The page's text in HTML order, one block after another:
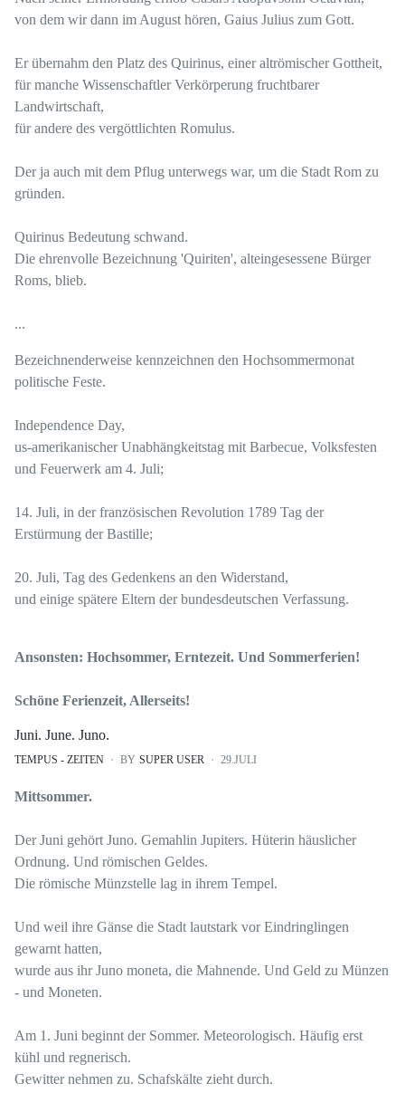
von dem wir dann im August hören, Gaius Julius zum Gott.
Er übernahm den Platz des Quirinus, einer altrömischer Gottheit,
für manche Wissenschaftler Verkörperung fruchtbarer
Landwirtschaft,
für andere des vergöttlichten Romulus.
Der ja auch mit dem Pflug unterwegs war, um die Stadt Rom zu
gründen.
Quirinus Bedeutung schwand.
Die ehrenvolle Bezeichnung 'Quiriten', alteingesessene Bürger
Roms, blieb.
...
Bezeichnenderweise kennzeichnen den Hochsommermonat
politische Feste.
Independence Day,
us-amerikanischer Unabhängkeitstag mit Barbecue, Volksfesten
und Feuerwerk am 4. Juli;
14. Juli, in der französischen Revolution 1789 Tag der
Erstürmung der Bastille;
20. Juli, Tag des Gedenkens an den Widerstand,
und einige spätere Eltern der bundesdeutschen Verfassung.
Ansonsten: Hochsommer, Erntezeit. Und Sommerferien!
Schöne Ferienzeit, Allerseits!
Juni. June. Juno.
TEMPUS - ZEITEN BY SUPER USER 29.JULI
Mittsommer.
Der Juni gehört Juno. Gemahlin Jupiters. Hüterin häuslicher
Ordnung. Und römischen Geldes.
Die römische Münzstelle lag in ihrem Tempel.
Und weil ihre Gänse die Stadt lautstark vor Eindringlingen
gewarnt hatten,
wurde aus ihr Juno moneta, die Mahnende. Und Geld zu Münzen
- und Moneten.
Am 1. Juni beginnt der Sommer. Meteorologisch. Häufig erst
kühl und regnerisch.
Gewitter nehmen zu. Schafskälte zieht durch.